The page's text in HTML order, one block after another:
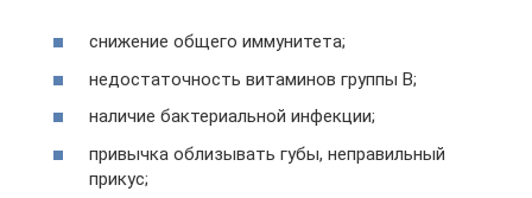
снижение общего иммунитета;
недостаточность витаминов группы В;
наличие бактериальной инфекции;
привычка облизывать губы, неправильный
прикус;